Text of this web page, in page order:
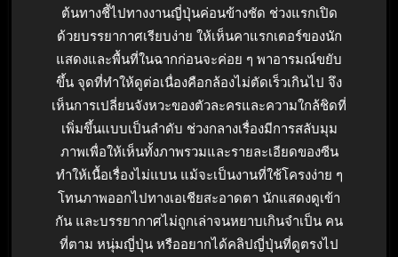
ต้นทางชี้ไปทางงานญี่ปุ่นค่อนข้างชัด ช่วงแรกเปิด
ด้วยบรรยากาศเรียบง่าย ให้เห็นคาแรกเตอร์ของนัก
แสดงและพื้นที่ในฉากก่อนจะค่อย ๆ พาอารมณ์ขยับ
ขึ้น จุดที่ทำให้ดูต่อเนื่องคือกล้องไม่ตัดเร็วเกินไป จึง
เห็นการเปลี่ยนจังหวะของตัวละครและความใกล้ชิดที่
เพิ่มขึ้นแบบเป็นลำดับ ช่วงกลางเรื่องมีการสลับมุม
ภาพเพื่อให้เห็นทั้งภาพรวมและรายละเอียดของซีน
ทำให้เนื้อเรื่องไม่แบน แม้จะเป็นงานที่ใช้โครงง่าย ๆ
โทนภาพออกไปทางเอเชียสะอาดตา นักแสดงดูเข้า
กัน และบรรยากาศไม่ถูกเล่าจนหยาบเกินจำเป็น คน
ที่ตาม หนุ่มญี่ปุ่น หรืออยากได้คลิปญี่ปุ่นที่ดูตรงไป